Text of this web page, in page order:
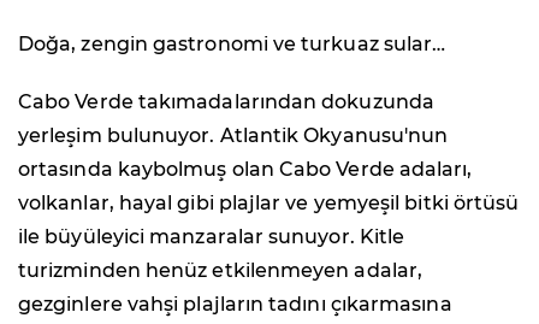
Doğa, zengin gastronomi ve turkuaz sular…
Cabo Verde takımadalarından dokuzunda
yerleşim bulunuyor. Atlantik Okyanusu'nun
ortasında kaybolmuş olan Cabo Verde adaları,
volkanlar, hayal gibi plajlar ve yemyeşil bitki örtüsü
ile büyüleyici manzaralar sunuyor. Kitle
turizminden henüz etkilenmeyen adalar,
gezginlere vahşi plajların tadını çıkarmasına